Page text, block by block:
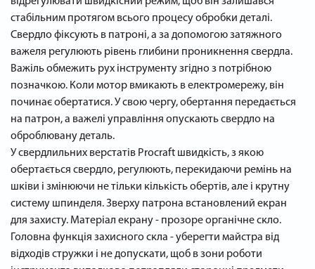
стабільним протягом всього процесу обробки деталі.
Свердло фіксують в патроні, а за допомогою затяжного
важеля регулюють рівень глибини проникнення свердла.
Важіль обмежить рух інструменту згідно з потрібною
позначкою. Коли мотор вмикають в електромережу, він
починає обертатися. У свою чергу, обертання передається
на патрон, а важелі управління опускають свердло на
оброблювану деталь.
У свердлильних верстатів Procraft швидкість, з якою
обертається свердло, регулюють, перекидаючи ремінь на
шківи і змінюючи не тільки кількість обертів, але і крутну
систему шпинделя. Зверху патрона встановлений екран
для захисту. Матеріал екрану - прозоре органічне скло.
Головна функція захисного скла - уберегти майстра від
відходів стружки і не допускати, щоб в зони роботи